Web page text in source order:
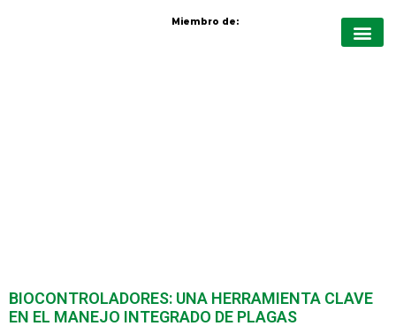
Miembro de:
BIOCONTROLADORES: UNA HERRAMIENTA CLAVE
EN EL MANEJO INTEGRADO DE PLAGAS